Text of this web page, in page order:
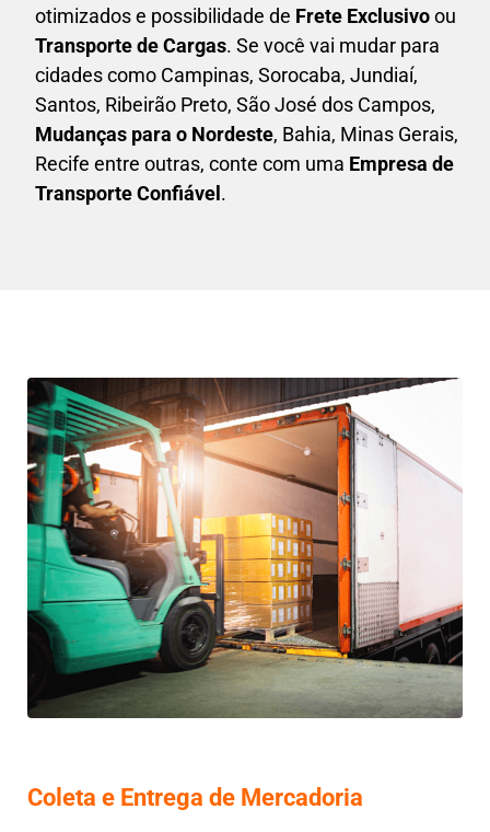
otimizados e possibilidade de Frete Exclusivoou
Transporte de Cargas. Se você vai mudar para
cidades como Campinas, Sorocaba, Jundiaí,
Santos, Ribeirão Preto, São José dos Campos,
Mudanças para o Nordeste, Bahia, Minas Gerais,
Recife entre outras, conte com uma Empresa de
Transporte Confiável .
Coleta e Entrega de Mercadoria